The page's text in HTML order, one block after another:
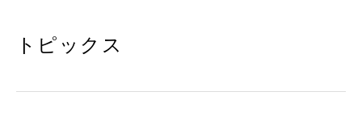
トピックス